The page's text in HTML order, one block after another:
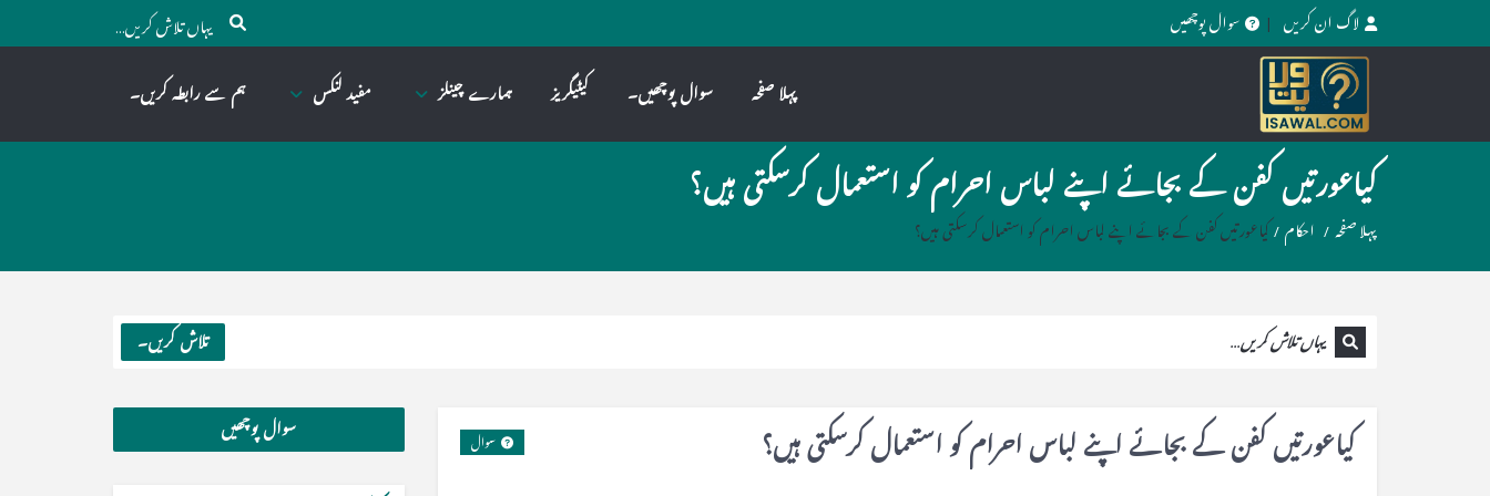
لاگ ان کریں سوال پوچھیں
پہلا صفحہ سوال پوچھیں۔ کیٹیگریز ہمارے چینلز مفید لنکس ہم سے رابطہ کریں۔
کیاعورتیں کفن کے بجائے اپنے لباس احرام کو استعمال کرسکتی ہیں؟
پہلا صفحہ / احکام / کیاعورتیں کفن کے بجائے اپنے لباس احرام کو استعمال کرسکتی ہیں؟
تلاش کریں۔
کیاعورتیں کفن کے بجائے اپنے لباس احرام کو استعمال کرسکتی ہیں؟ سوال
سوال پوچھیں